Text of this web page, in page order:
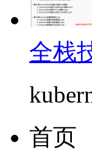
全栈
首页